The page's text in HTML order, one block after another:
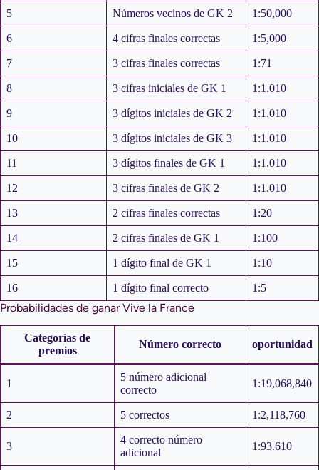
5 Números vecinos de GK 2 1:50,000
6 4 cifras finales correctas 1:5,000
7 3 cifras finales correctas 1:71
8 3 cifras iniciales de GK 1 1:1.010
9 3 dígitos iniciales de GK 2 1:1.010
10 3 dígitos iniciales de GK 3 1:1.010
11 3 dígitos finales de GK 1 1:1.010
12 3 cifras finales de GK 2 1:1.010
13 2 cifras finales correctas 1:20
14 2 cifras finales de GK 1 1:100
15 1 dígito final de GK 1 1:10
16 1 dígito final correcto 1:5
Probabilidades de ganar Vive la France
Categorías de
premios
Número correcto oportunidad
1
5 número adicional
correcto
1:19,068,840
2 5 correctos 1:2,118,760
3
4 correcto número
adicional
1:93.610